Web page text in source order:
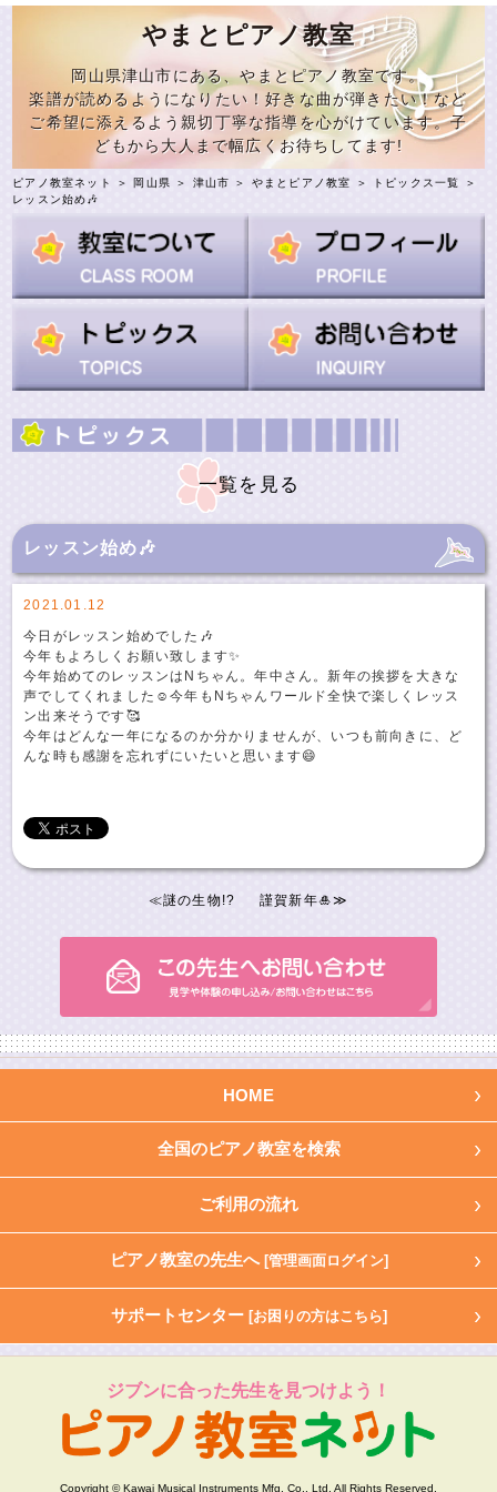
やまとピアノ教室
岡山県津山市にある、やまとピアノ教室です。
楽譜が読めるようになりたい！好きな曲が弾きたい！など
ご希望に添えるよう親切丁寧な指導を心がけています。子
どもから大人まで幅広くお待ちしてます!
ピアノ教室ネット ＞ 岡山県 ＞ 津山市 ＞ やまとピアノ教室 ＞ トピックス一覧
＞
レッスン始め🎶
一覧を見る
レッスン始め🎶
2021.01.12
今日がレッスン始めでした🎶
今年もよろしくお願い致します✨
今年始めてのレッスンはNちゃん。年中さん。新年の挨拶を大きな
声でしてくれました☺️今年もNちゃんワールド全快で楽しくレッス
ン出来そうです🥰
今年はどんな一年になるのか分かりませんが、いつも前向きに、ど
んな時も感謝を忘れずにいたいと思います😄
≪謎の生物!? 謹賀新年🎍≫
HOME
全国のピアノ教室を検索
ご利用の流れ
ピアノ教室の先生へ [管理画面ログイン]
サポートセンター [お困りの方はこちら]
ジブンに合った先生を見つけよう！
Copyright © Kawai Musical Instruments Mfg. Co., Ltd. All Rights Reserved.